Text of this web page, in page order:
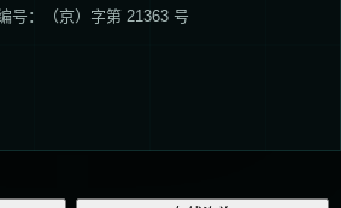
号：（京）字第 21363 号